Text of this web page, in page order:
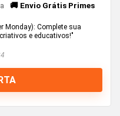
🚚 Envio Grátis Primes
Monday): Complete sua
e educativos!"